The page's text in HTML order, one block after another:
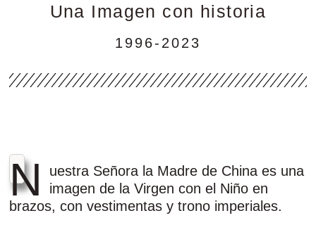
Una Imagen con historia
1996-2023
N
uestra Señora la Madre de China es una
imagen de la Virgen con el Niño en
brazos, con vestimentas y trono imperiales.